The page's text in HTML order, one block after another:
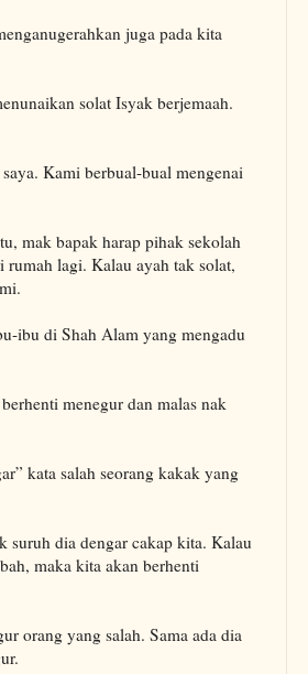
juga pada kita
solat Isyak berjemaah.
Kami berbual-bual mengenai
mak bapak harap pihak sekolah
lagi. Kalau ayah tak solat,
ibu di Shah Alam yang mengadu
menegur dan malas nak
kata salah seorang kakak yang
suruh dia dengar cakap kita. Kalau
maka kita akan berhenti
orang yang salah. Sama ada dia